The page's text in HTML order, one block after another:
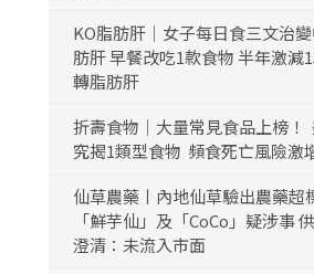
KO脂肪肝｜女子每日食三文治
肪肝 早餐改吃1款食物 半年激減
轉脂肪肝
折壽食物｜大量常見食品上榜！
究揭1類型食物 頻食死亡風險激
仙草農藥丨內地仙草驗出農藥超
「鮮芋仙」及「CoCo」疑涉事
澄清：未流入市面